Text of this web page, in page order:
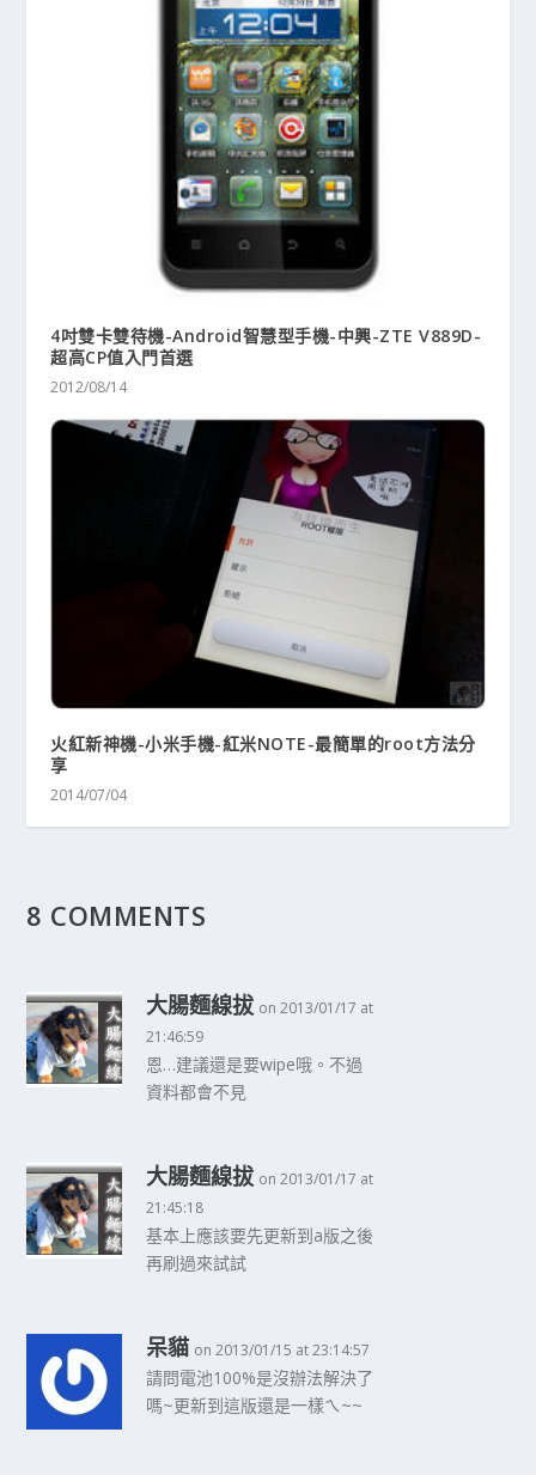
4吋雙卡雙待機-Android智慧型手機-中興-ZTE V889D-
超高CP值入門首選
2012/08/14
火紅新神機-小米手機-紅米NOTE-最簡單的root方法分
享
2014/07/04
8 COMMENTS
大腸麵線拔 on 2013/01/17 at
21:46:59
恩…建議還是要wipe哦。不過
資料都會不見
大腸麵線拔 on 2013/01/17 at
21:45:18
基本上應該要先更新到a版之後
再刷過來試試
呆貓 on 2013/01/15 at 23:14:57
請問電池100%是沒辦法解決了
嗎~更新到這版還是一樣ㄟ~~